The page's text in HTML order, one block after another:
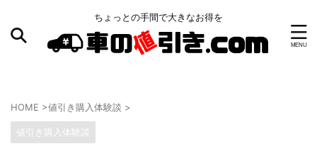
ちょっとの手間で大きなお得を
HOME >値引き購入体験談 >
値引き購入体験談